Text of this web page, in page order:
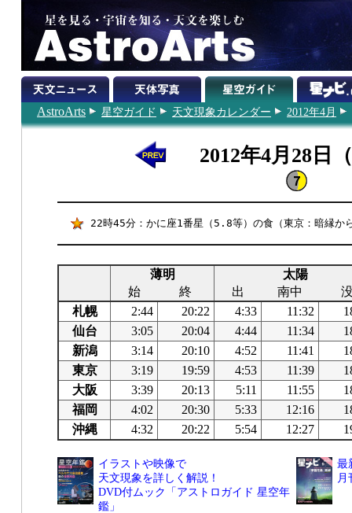
AstroArts 星空ガイド 天文現象カレンダー 2012年4月
2012年4月28日
22時45分：かに座1番星（5.8等）の食（東京：暗縁か
薄明
太陽
始
終 出 南中
札幌
2:44 20:22 4:33 11:32
仙台
3:05 20:04 4:44 11:34
新潟
3:14 20:10 4:52 11:41
東京
3:19 19:59 4:53 11:39
大阪
3:39 20:13 5:11 11:55
福岡
4:02 20:30 5:33 12:16
沖縄
4:32 20:22 5:54 12:27
イラストや映像で
天文現象を詳しく解説！
DVD付ムック「アストロガイド 星空年
鑑」
最
月